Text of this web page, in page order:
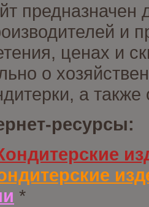
предназначен
и
ценах и
о
а
ресурсы:
*